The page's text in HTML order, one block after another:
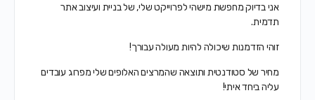
אני בדיוק מחפשת מישהי לפרוייקט שלי, של בניית ועיצוב אתר
תדמית.
זוהי הזדמנות שיכולה להיות מעולה עבורך!
מחיר של סטודנטית ותוצאה שהמרצים האלופים שלי מפרוג עובדים
עליה ביחד איתי!